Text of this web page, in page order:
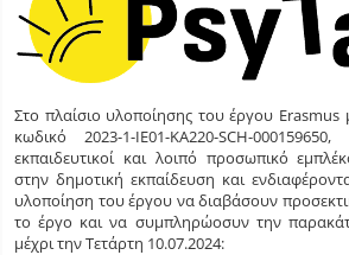
Στο πλαίσιο υλοποίησης του έργου Erasmus
κωδικό 2023-1-IE01-KA220-SCH-
εκπαιδευτικοί και λοιπό προσωπικό
στην δημοτική εκπαίδευση και
υλοποίηση του έργου να διαβάσουν
το έργο και να συμπληρώοσυν την
μέχρι την Τετάρτη 10.07.2024: